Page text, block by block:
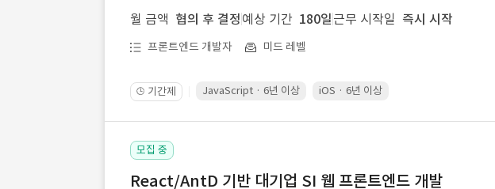
월 금액 협의 후 결정 예상 기간 180일 근무 시작일 즉시 시작
프론트엔드 개발자 미드 레벨
🕒 기간제 JavaScript · 6년 이상 iOS · 6년 이상
모집 중
React/AntD 기반 대기업 SI 웹 프론트엔드 개발